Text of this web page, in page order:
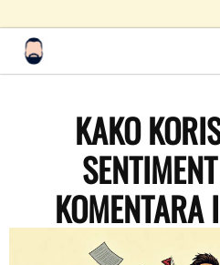
KAKO
KOMENTARA